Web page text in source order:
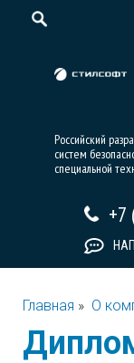
Российский
систем
специальной
Главная » О